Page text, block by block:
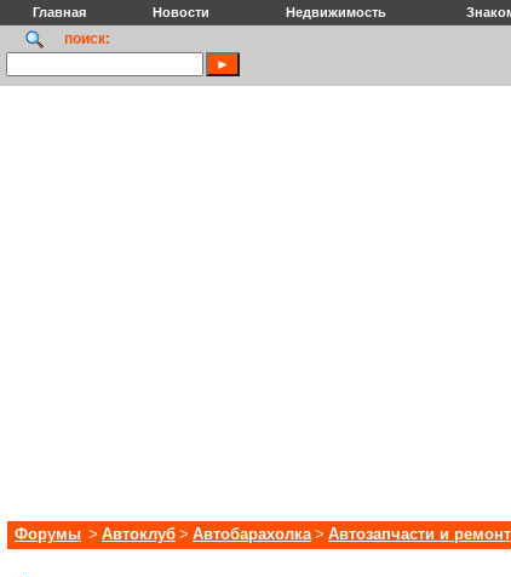
Главная Новости Недвижимость
поиск:
Форумы > Автоклуб > Автобарахолка > Автозапчасти и ремонт